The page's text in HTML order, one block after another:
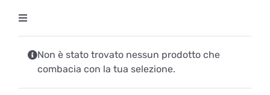
Toggle
Navigation
Degustazioni
Storico Eventi
Non è stato trovato nessun prodotto che
combacia con la tua selezione.